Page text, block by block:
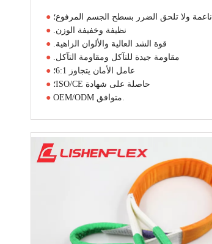
● ناعمة ولا تلحق الضرر بسطح الجسم المرفوع؛
● نظيفة وخفيفة الوزن.
● قوة الشد العالية والألوان الزاهية.
● مقاومة جيدة للتآكل ومقاومة التآكل.
●
عامل الأمان يتجاوز 6:1؛
●
حاصلة على شهادة ISO/CE؛
●
OEM/ODM متوافق.